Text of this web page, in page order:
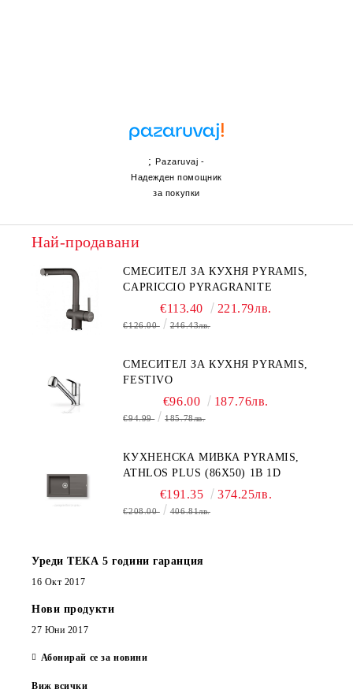
;Pazaruvaj -
Надежден помощник
за покупки
Най-продавани
СМЕСИТЕЛ ЗА КУХНЯ PYRAMIS,
CAPRICCIO PYRAGRANITE
€113.40 221.79лв.
€126.00 246.43лв.
СМЕСИТЕЛ ЗА КУХНЯ PYRAMIS,
FESTIVO
€96.00 187.76лв.
€94.99 185.78лв.
КУХНЕНСКА МИВКА PYRAMIS,
ATHLOS PLUS (86X50) 1B 1D
€191.35 374.25лв.
€208.00 406.81лв.
Уреди ТЕКА 5 години гаранция
16 Окт 2017
Нови продукти
27 Юни 2017
Абонирай се за новини
Виж всички